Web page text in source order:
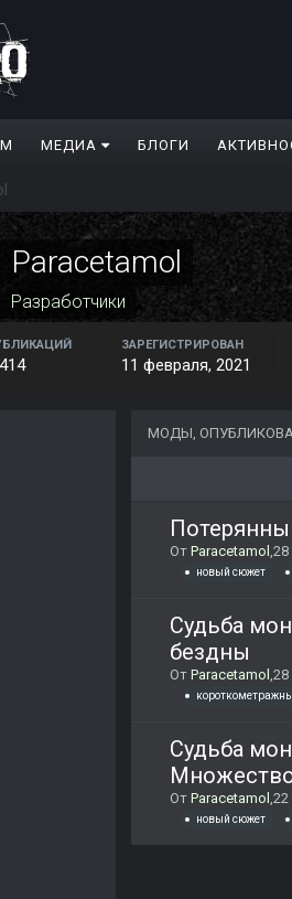
МЕДИА БЛОГИ
Paracetamol
Разработчики
ЗАРЕГИСТРИРОВАН
11 февраля, 2021
МОДЫ,
От Paracetamol ,28
новый сюжет
Судьба
бездны
От Paracetamol ,28
Судьба
От Paracetamol ,22
новый сюжет